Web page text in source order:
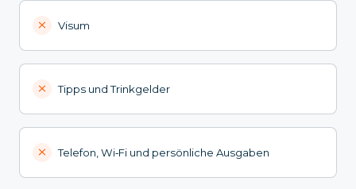
Visum
Tipps und Trinkgelder
Telefon, Wi‑Fi und persönliche Ausgaben